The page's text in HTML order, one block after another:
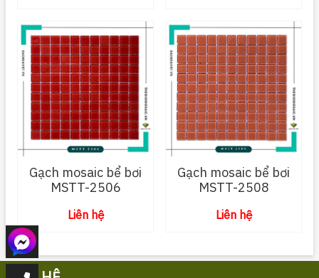
Gạch mosaic bể bơi
MSTT-2506
Liên hệ
Gạch mosaic bể bơi
MSTT-2508
Liên hệ